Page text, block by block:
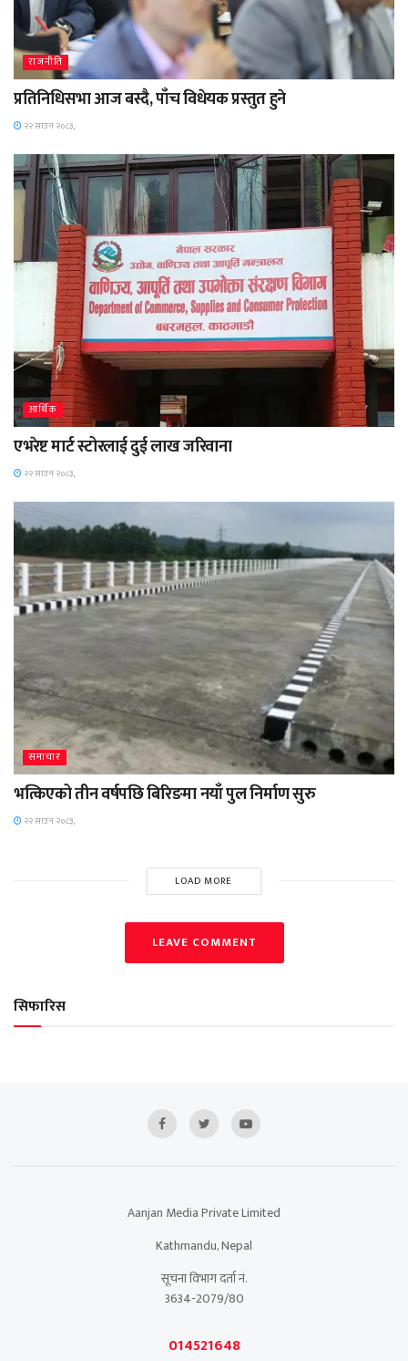
राजनीति
प्रतिनिधिसभा आज बस्दै, पाँच विधेयक प्रस्तुत हुने
२२ साउन २०८३,
आर्थिक
एभरेष्ट मार्ट स्टोरलाई दुई लाख जरिवाना
२२ साउन २०८३,
समाचार
भत्किएको तीन वर्षपछि बिरिङमा नयाँ पुल निर्माण सुरु
२२ साउन २०८३,
LOAD MORE
LEAVE COMMENT
सिफारिस
Aanjan Media Private Limited
Kathmandu, Nepal
सूचना विभाग दर्ता नं.
3634-2079/80
014521648